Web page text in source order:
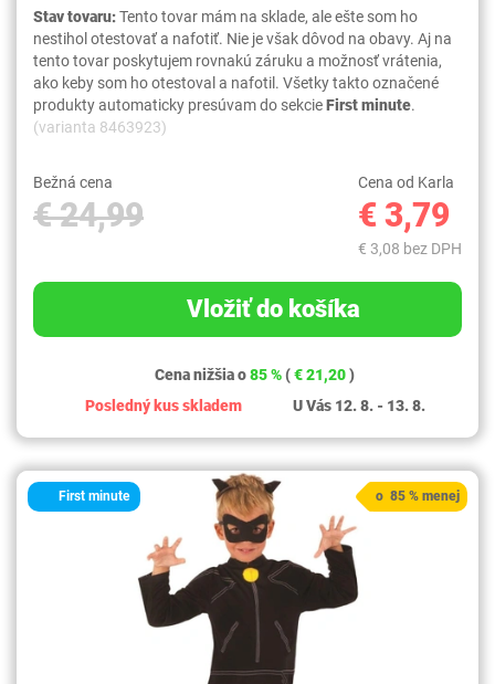
Stav tovaru:Tento tovar mám na sklade, ale ešte som ho
nestihol otestovať a nafotiť. Nie je však dôvod na obavy. Aj na
tento tovar poskytujem rovnakú záruku a možnosť vrátenia,
ako keby som ho otestoval a nafotil. Všetky takto označené
produkty automaticky presúvam do sekcieFirst minute.
(varianta 8463923)
Bežná cena
€ 24,99
Cena od Karla
€ 3,79
€ 3,08 bez DPH
Vložiť do košíka
Cena nižšia o85 % (€ 21,20)
Posledný kus skladem
U Vás 12. 8. - 13. 8.
First minute o 85 % menej